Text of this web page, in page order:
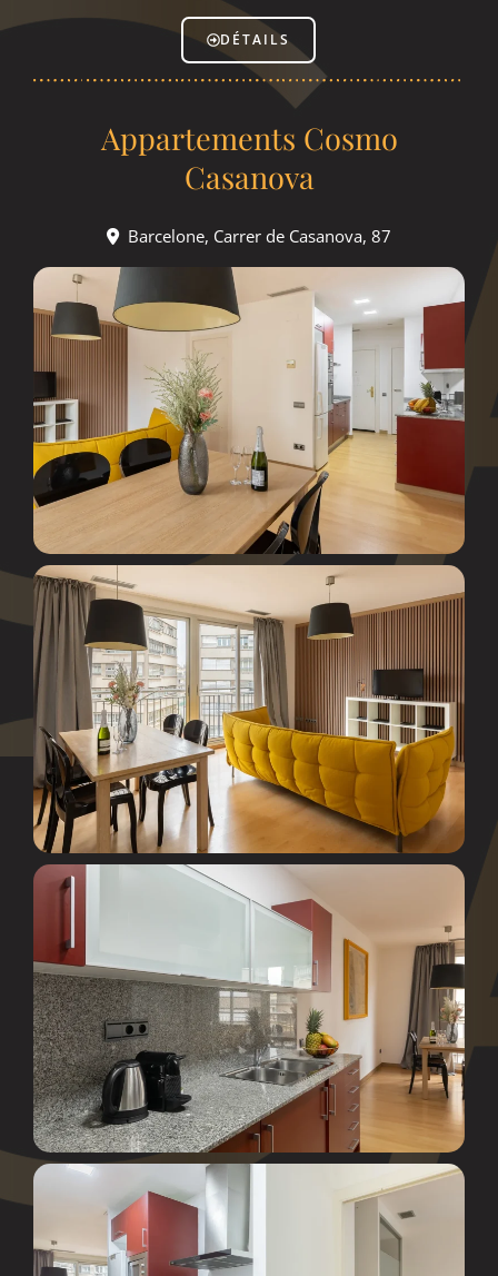
DÉTAILS
Appartements Cosmo
Casanova
Barcelone, Carrer de Casanova, 87